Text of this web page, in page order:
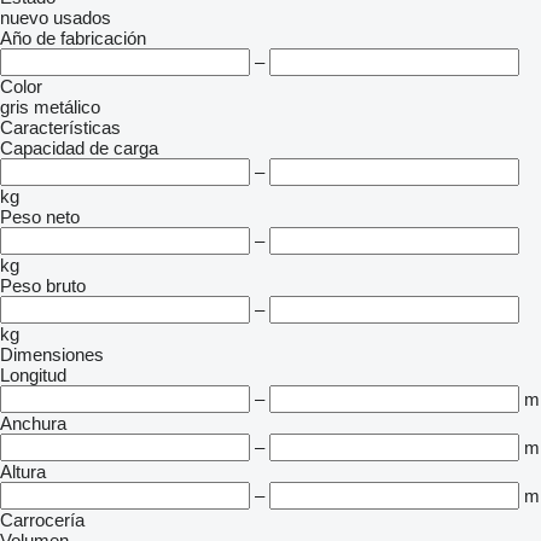
nuevo usados
Año de fabricación
–
Color
gris metálico
Características
Capacidad de carga
–
kg
Peso neto
–
kg
Peso bruto
–
kg
Dimensiones
Longitud
–
m
Anchura
–
m
Altura
–
m
Carrocería